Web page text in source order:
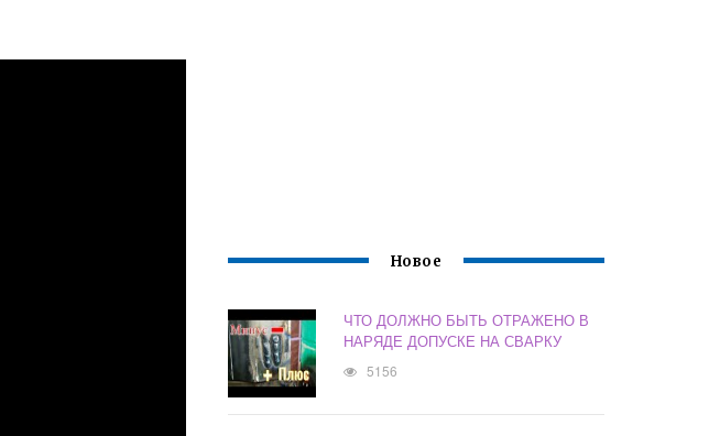
Новое
ЧТО ДОЛЖНО БЫТЬ ОТРАЖЕНО В
НАРЯДЕ ДОПУСКЕ НА СВАРКУ
5156